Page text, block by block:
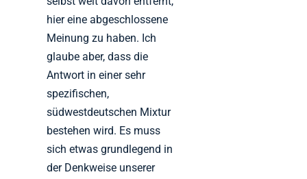
hier eine abgeschlossene
Meinung zu haben. Ich
glaube aber, dass die
Antwort in einer sehr
spezifischen,
südwestdeutschen Mixtur
bestehen wird. Es muss
sich etwas grundlegend in
der Denkweise unserer